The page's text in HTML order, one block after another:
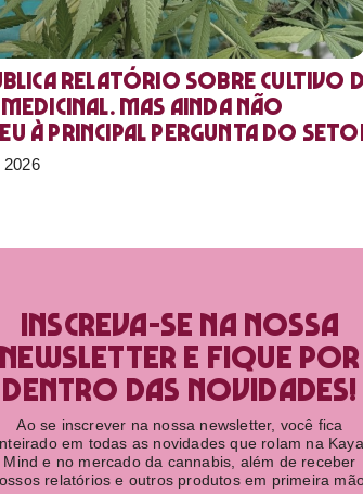
relatório sobre cultivo
medicinal. Mas ainda não
à principal pergunta do
2026
Inscreva-se na nossa
newsletter e fique por
dentro das novidades!​
Ao se inscrever na nossa newsletter, você fica
em todas as novidades que rolam na Kaya
Mind e no mercado da cannabis, além de receber
relatórios e outros produtos em primeira